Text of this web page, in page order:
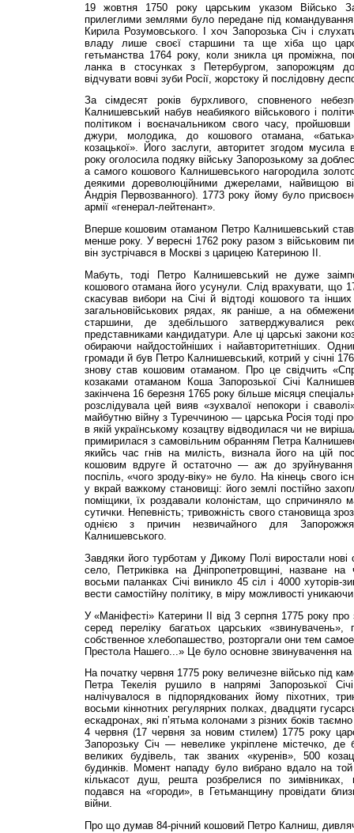
19 жовтня 1750 року царським указом Військо
прилеглими землями було передане під командування
Кирила Розумовського. І хоч Запорозька Січ і
владу лише своєї старшини та ще хіба що
гетьманства 1764 року, коли зникла ця проміжна,
ланка в стосунках з Петербургом, запорожцям
відчувати вовчі зуби Росії, жорстоку й послідовну
За сімдесят років бурхливого, сповненого
Калнишевський набув неабиякого військового і
політиком і воєначальником свого часу,
джури, молодика, до кошового отамана,
козацької». Його заслуги, авторитет згодом мусила
року оголосила подяку війську Запорозькому за
а самого кошового Калнишевського нагородила
деякими дореволюційними джерелами, найвищою
Андрія Первозванного). 1773 року йому було
армії «генерал-лейтенант».
Вперше кошовим отаманом Петро Калнишевський став
менше року. У вересні 1762 року разом з військовим
він зустрічався в Москві з царицею Катериною II.
Мабуть, тоді Петро Калнишевський не дуже
кошового отамана його усунули. Слід врахувати, що
скасував вибори на Січі й відтоді кошового та
загальновійськових рядах, як раніше, а на
старшини, де здебільшого затверджувалися
представниками кандидатури. Але ці царські закони
обираючи найдостойніших і найавторитетніших.
громади й був Петро Калнишевський, котрий у січні
знову став кошовим отаманом. Про це свідчить
козаками отаманом Коша Запорозької Січі
закінчена 16 березня 1765 року більше місяця
розслідувала цей вияв «зухвалої непокори і
майбутню війну з Туреччиною — царська Росія тоді
в якій українському козацтву відводилася чи не
примирилася з самовільним обранням Петра
якийсь час гнів на милість, визнала його на цій
кошовим вдруге й остаточно — аж до зруйнування
поспіль, «чого зроду-віку» не було. На кінець свого
у вкрай важкому становищі: його землі постійно
поміщики, їх роздавали колоністам, що спричиняло
сутички. Непевність; тривожність свого становища
однією з причин незвичайного для Запорожжя
Калнишевського.
Завдяки його турботам у Дикому Полі виростали
село, Петриківка на Дніпропетровщині, назване
восьми паланках Січі виникло 45 сіл і 4000 хуторів-
вести самостійну політику, в міру можливості
У «Маніфесті» Катерини II від 3 серпня 1775 року про
серед переліку багатьох царських
собственное хлебопашество, розторгали они тем
Престола Нашего...» Це було основне звинувачення
На початку червня 1775 року величезне військо під
Петра Текелія рушило в напрямі Запорозької
налічувалося в підпорядкованих йому піхотних,
восьми кіннотних регулярних полках, двадцяти
ескадронах, які п’ятьма колонами з різних боків
4 червня (17 червня за новим стилем) 1775 року
Запорозьку Січ — невелике укріплене містечко,
великих будівель, так званих «куренів», 500
будинків. Момент нападу було вибрано вдало на
кількасот душ, решта розбрелися по зимівниках,
подався на «городи», в Гетьманщину провідати
війни.
Про що думав 84-річний кошовий Петро Калниш,